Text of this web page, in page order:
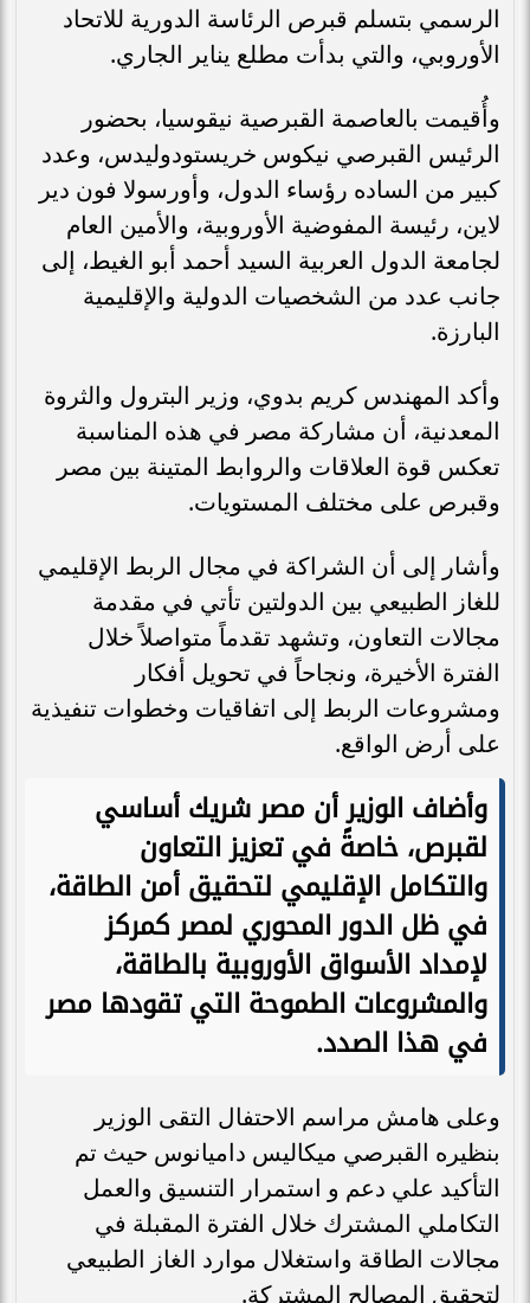
الرسمي بتسلم قبرص الرئاسة الدورية للاتحاد
الأوروبي، والتي بدأت مطلع يناير الجاري.
وأُقيمت بالعاصمة القبرصية نيقوسيا، بحضور
الرئيس القبرصي نيكوس خريستودوليدس، وعدد
كبير من الساده رؤساء الدول، وأورسولا فون دير
لاين، رئيسة المفوضية الأوروبية، والأمين العام
لجامعة الدول العربية السيد أحمد أبو الغيط، إلى
جانب عدد من الشخصيات الدولية والإقليمية
البارزة.
​وأكد المهندس كريم بدوي، وزير البترول والثروة
المعدنية، أن مشاركة مصر في هذه المناسبة
تعكس قوة العلاقات والروابط المتينة بين مصر
وقبرص على مختلف المستويات.
وأشار إلى أن الشراكة في مجال الربط الإقليمي
للغاز الطبيعي بين الدولتين تأتي في مقدمة
مجالات التعاون، وتشهد تقدماً متواصلاً خلال
الفترة الأخيرة، ونجاحاً في تحويل أفكار
ومشروعات الربط إلى اتفاقيات وخطوات تنفيذية
على أرض الواقع.
وأضاف الوزير أن مصر شريك أساسي
لقبرص، خاصةً في تعزيز التعاون
والتكامل الإقليمي لتحقيق أمن الطاقة،
في ظل الدور المحوري لمصر كمركز
لإمداد الأسواق الأوروبية بالطاقة،
والمشروعات الطموحة التي تقودها مصر
في هذا الصدد.
وعلى هامش مراسم الاحتفال التقى الوزير
بنظيره القبرصي ميكاليس داميانوس حيث تم
التأكيد علي دعم و استمرار التنسيق والعمل
التكاملي المشترك خلال الفترة المقبلة في
مجالات الطاقة واستغلال موارد الغاز الطبيعي
لتحقيق المصالح المشتركة.